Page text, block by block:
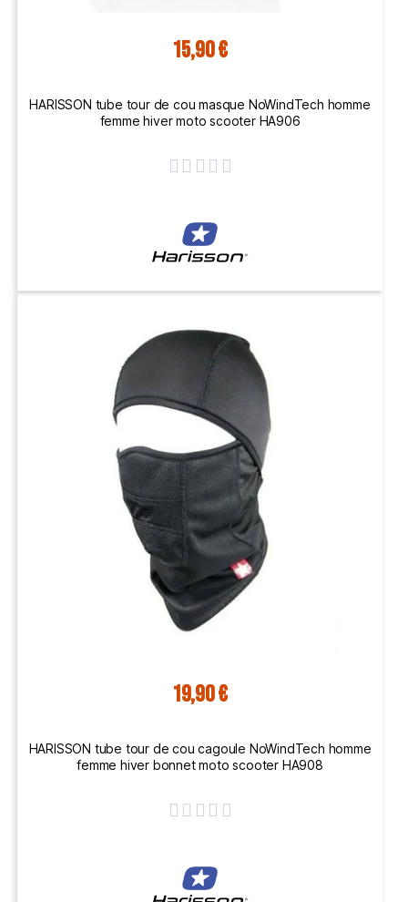
15,90 €
HARISSON tube tour de cou masque NoWindTech homme
femme hiver moto scooter HA906
    
19,90 €
HARISSON tube tour de cou cagoule NoWindTech homme
femme hiver bonnet moto scooter HA908
    